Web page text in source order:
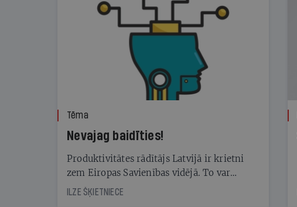
Tēma
Nevajag baidīties!
Produktivitātes rādītājs Latvijā ir krietni
zem Eiropas Savienības vidējā. To var
palīdzēt kāpināt mākslīgā intelekta rīku
izmantošana. Taču — kā tā mainīs dažādas
ILZE ŠĶIETNIECE